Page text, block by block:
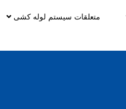
متعلقات سیستم لوله کشی